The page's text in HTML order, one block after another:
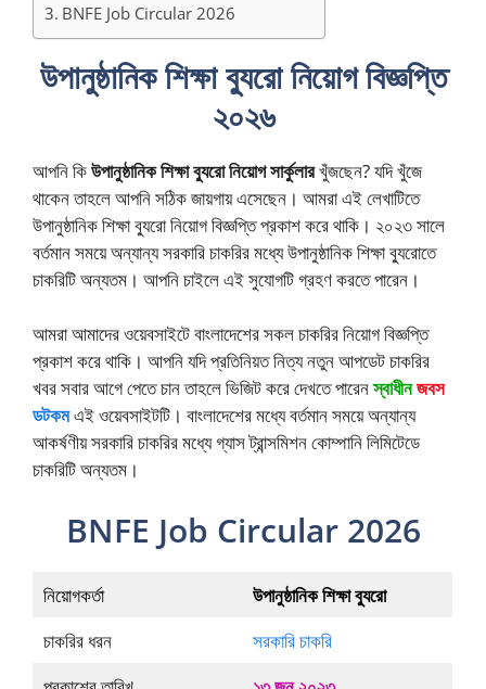
BNFE Job Circular 2026
উপানুষ্ঠানিক শিক্ষা ব্যুরো নিয়োগ বিজ্ঞপ্তি
২০২৬
আপনি কিউপানুষ্ঠানিক শিক্ষা ব্যুরো নিয়োগ সার্কুলারখুঁজছেন? যদি খুঁজে
থাকেন তাহলে আপনি সঠিক জায়গায় এসেছেন। আমরা এই লেখাটিতে
উপানুষ্ঠানিক শিক্ষা ব্যুরো নিয়োগ বিজ্ঞপ্তি প্রকাশ করে থাকি। ২০২৩ সালে
বর্তমান সময়ে অন্যান্য সরকারি চাকরির মধ্যে উপানুষ্ঠানিক শিক্ষা ব্যুরোতে
চাকরিটি অন্যতম। আপনি চাইলে এই সুযোগটি গ্রহণ করতে পারেন।
আমরা আমাদের ওয়েবসাইটে বাংলাদেশের সকল চাকরির নিয়োগ বিজ্ঞপ্তি
প্রকাশ করে থাকি। আপনি যদি প্রতিনিয়ত নিত্য নতুন আপডেট চাকরির
খবর সবার আগে পেতে চান তাহলে ভিজিট করে দেখতে পারেনস্বাধীনজবস
ডটকমএই ওয়েবসাইটটি। বাংলাদেশের মধ্যে বর্তমান সময়ে অন্যান্য
আকর্ষণীয় সরকারি চাকরির মধ্যে গ্যাস ট্রান্সমিশন কোম্পানি লিমিটেডে
চাকরিটি অন্যতম।
BNFE Job Circular 2026
নিয়োগকর্তা
উপানুষ্ঠানিক শিক্ষা ব্যুরো
চাকরির ধরন
সরকারি চাকরি